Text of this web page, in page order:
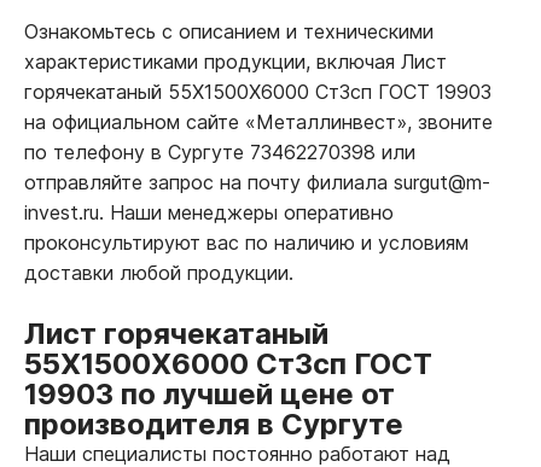
Ознакомьтесь с описанием и техническими
характеристиками продукции, включая Лист
горячекатаный 55Х1500Х6000 Ст3сп ГОСТ 19903
на официальном сайте «Металлинвест», звоните
по телефону в Сургуте 73462270398 или
отправляйте запрос на почту филиала surgut@m-
invest.ru. Наши менеджеры оперативно
проконсультируют вас по наличию и условиям
доставки любой продукции.
Лист горячекатаный
55Х1500Х6000 Ст3сп ГОСТ
19903 по лучшей цене от
производителя в Сургуте
Наши специалисты постоянно работают над